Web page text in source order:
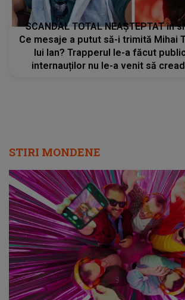
SCANDAL TOTAL NEAȘTEPTAT în
Ce mesaje a putut să-i trimită Mihai
lui Ian? Trapperul le-a făcut
internauților nu le-a venit să
STIRI MONDENE